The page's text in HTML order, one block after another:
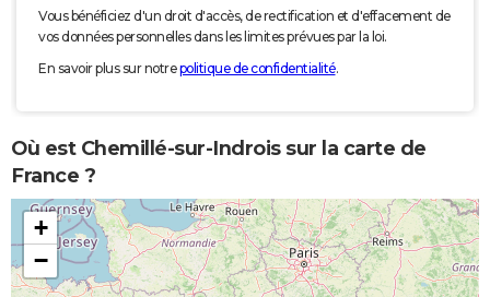
Vous bénéficiez d'un droit d'accès, de rectification et d'effacement de
vos données personnelles dans les limites prévues par la loi.
En savoir plus sur notrepolitique de confidentialité.
Où est Chemillé-sur-Indrois sur la carte de
France ?
+
−